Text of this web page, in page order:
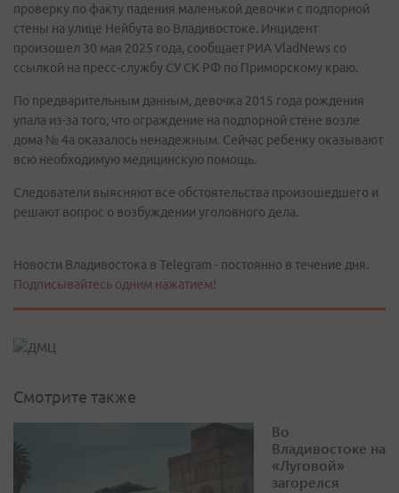
проверку по факту падения маленькой девочки с подпорной
стены на улице Нейбута во Владивостоке. Инцидент
произошел 30 мая 2025 года, сообщает РИА VladNews со
ссылкой на пресс-службу СУ СК РФ по Приморскому краю.
По предварительным данным, девочка 2015 года рождения
упала из-за того, что ограждение на подпорной стене возле
дома № 4а оказалось ненадежным. Сейчас ребенку оказывают
всю необходимую медицинскую помощь.
Следователи выясняют все обстоятельства произошедшего и
решают вопрос о возбуждении уголовного дела.
Новости Владивостока в Telegram - постоянно в течение дня.
Подписывайтесь одним нажатием!
Смотрите также
Во
Владивостоке на
«Луговой»
загорелся